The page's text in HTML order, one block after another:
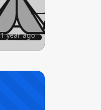
1 year ago